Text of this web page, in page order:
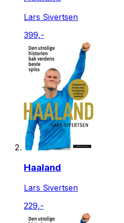
Lars Sivertsen
399,-
Haaland
Lars Sivertsen
229,-